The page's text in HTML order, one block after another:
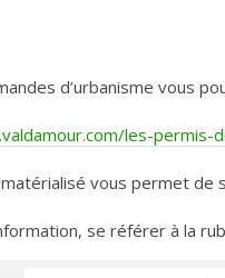
d’urbanisme vous
les-
vous permet de
se référer à la